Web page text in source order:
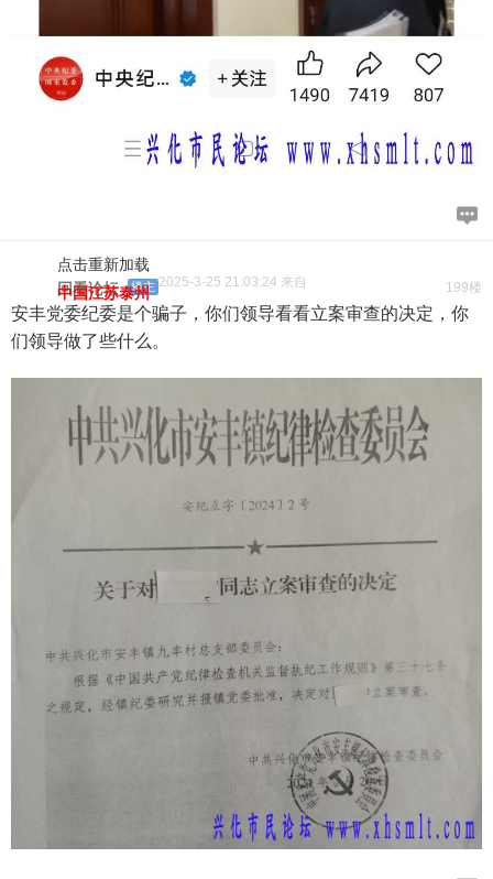
点击重新加载
199楼
回看论坛 楼主 2025-3-25 21:03:24 来自
中国江苏泰州
安丰党委纪委是个骗子，你们领导看看立案审查的决定，你
们领导做了些什么。